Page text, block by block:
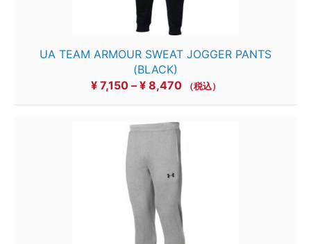
UA TEAM ARMOUR SWEAT JOGGER PANTS
(BLACK)
¥7,150 – ¥8,470価
¥ 7,150
–
¥ 8,470
（税込）